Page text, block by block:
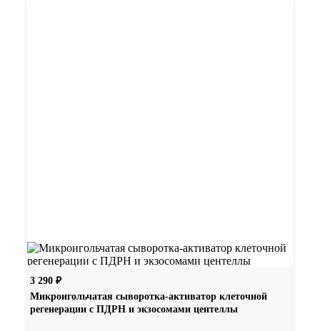
3 290 ₽
Микроигольчатая сыворотка-активатор клеточной
регенерации с ПДРН и экзосомами центеллы